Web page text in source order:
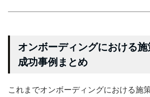
オンボーディングにおける
成功事例まとめ
これまでオンボーディングにおける施